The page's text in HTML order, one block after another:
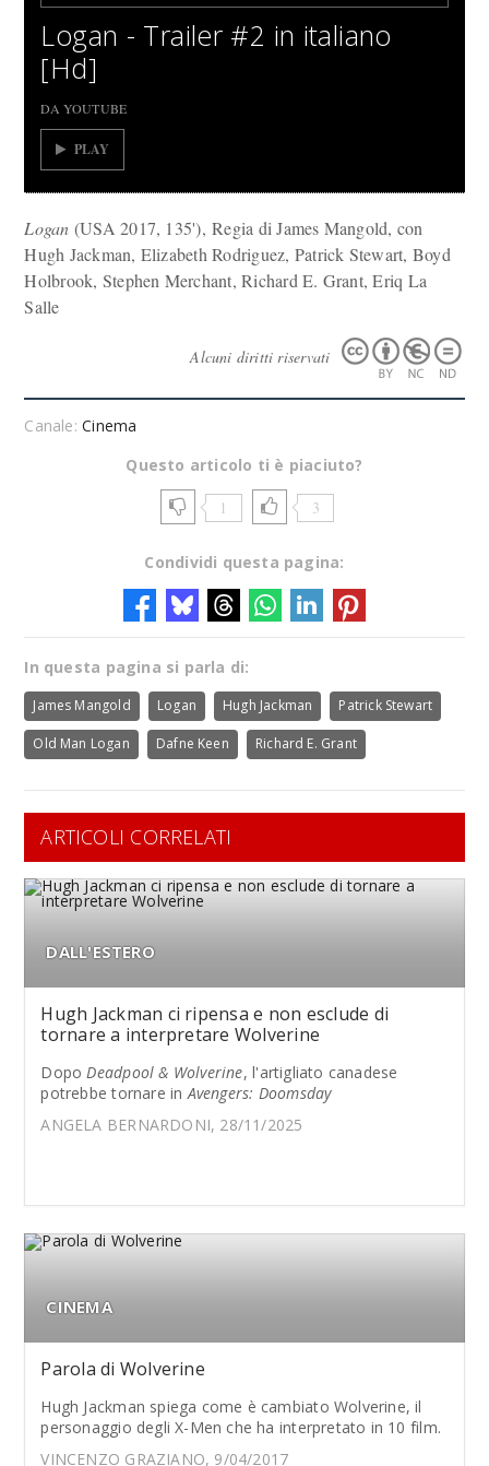
Logan - Trailer #2 in italiano
[Hd]
DA YOUTUBE
PLAY
Logan (USA 2017, 135'), Regia di James Mangold, con
Hugh Jackman, Elizabeth Rodriguez, Patrick Stewart, Boyd
Holbrook, Stephen Merchant, Richard E. Grant, Eriq La
Salle
Alcuni diritti riservati
Canale:Cinema
Questo articolo ti è piaciuto?
1 3
Condividi questa pagina:
In questa pagina si parla di:
James Mangold Logan Hugh Jackman Patrick Stewart
Old Man Logan Dafne Keen Richard E. Grant
ARTICOLI CORRELATI
DALL'ESTERO
Hugh Jackman ci ripensa e non esclude di
tornare a interpretare Wolverine
DopoDeadpool & Wolverine, l'artigliato canadese
potrebbe tornare inAvengers: Doomsday
ANGELA BERNARDONI, 28/11/2025
CINEMA
Parola di Wolverine
Hugh Jackman spiega come è cambiato Wolverine, il
personaggio degli X-Men che ha interpretato in 10 film.
VINCENZO GRAZIANO, 9/04/2017